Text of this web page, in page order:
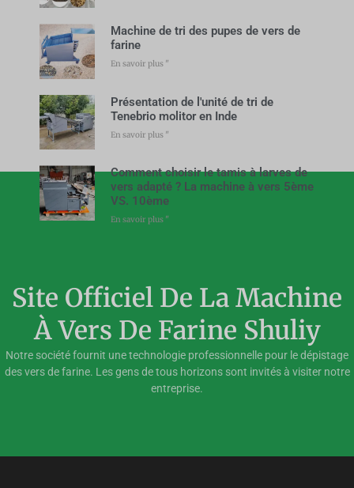
Machine de tri des pupes de vers de
farine
En savoir plus "
Présentation de l'unité de tri de
Tenebrio molitor en Inde
En savoir plus "
Comment choisir le tamis à larves de
vers adapté ? La machine à vers 5ème
VS. 10ème
En savoir plus "
Site Officiel De La Machine
À Vers De Farine Shuliy
Notre société fournit une technologie professionnelle pour le dépistage
des vers de farine. Les gens de tous horizons sont invités à visiter notre
entreprise.